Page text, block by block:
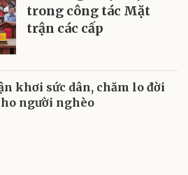
trong công tác Mặt
trận các cấp
khơi sức dân, chăm lo đời
người nghèo